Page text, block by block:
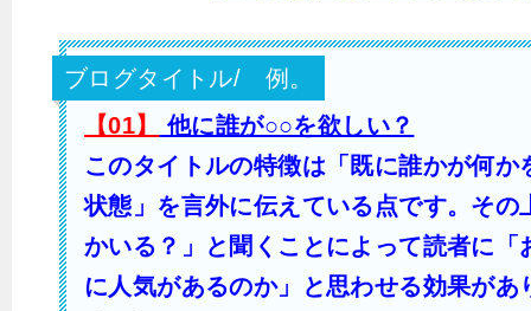
ブログタイトル/ 例。
【01】
他に誰が○○を欲しい？
このタイトルの特徴は「既に誰かが何か
状態」を言外に伝えている点です。その
かいる？」と聞くことによって読者に「
に人気があるのか」と思わせる効果があ